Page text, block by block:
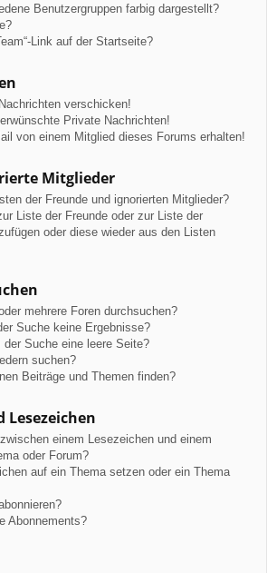
Benutzergruppen farbig dargestellt?
Link auf der Startseite?
verschicken!
Private Nachrichten!
von einem Mitglied dieses Forums erhalten!
Mitglieder
der Freunde und ignorierten Mitglieder?
Liste der Freunde oder zur Liste der
oder diese wieder aus den Listen
mehrere Foren durchsuchen?
Suche keine Ergebnisse?
Suche eine leere Seite?
suchen?
Beiträge und Themen finden?
einem Lesezeichen und einem
oder Forum?
auf ein Thema setzen oder ein Thema
Abonnements?